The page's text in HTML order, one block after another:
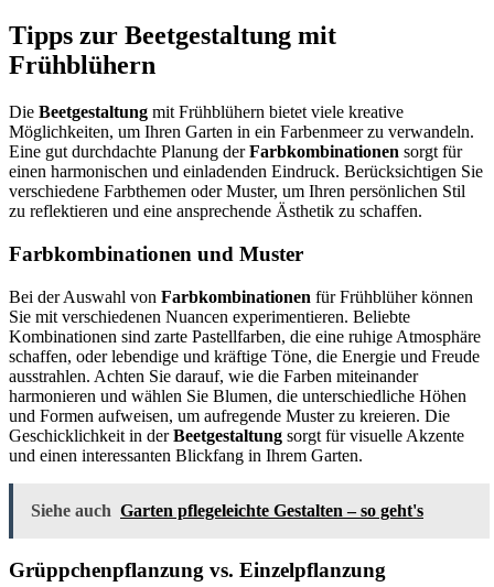
Tipps zur Beetgestaltung mit
Frühblühern
Die Beetgestaltung mit Frühblühern bietet viele kreative
Möglichkeiten, um Ihren Garten in ein Farbenmeer zu verwandeln.
Eine gut durchdachte Planung derFarbkombinationen sorgt für
einen harmonischen und einladenden Eindruck. Berücksichtigen Sie
verschiedene Farbthemen oder Muster, um Ihren persönlichen Stil
zu reflektieren und eine ansprechende Ästhetik zu schaffen.
Farbkombinationen und Muster
Bei der Auswahl von Farbkombinationen für Frühblüher können
Sie mit verschiedenen Nuancen experimentieren. Beliebte
Kombinationen sind zarte Pastellfarben, die eine ruhige Atmosphäre
schaffen, oder lebendige und kräftige Töne, die Energie und Freude
ausstrahlen. Achten Sie darauf, wie die Farben miteinander
harmonieren und wählen Sie Blumen, die unterschiedliche Höhen
und Formen aufweisen, um aufregende Muster zu kreieren. Die
Geschicklichkeit in derBeetgestaltung sorgt für visuelle Akzente
und einen interessanten Blickfang in Ihrem Garten.
Siehe auch Garten pflegeleichte Gestalten – so geht's
Grüppchenpflanzung vs. Einzelpflanzung